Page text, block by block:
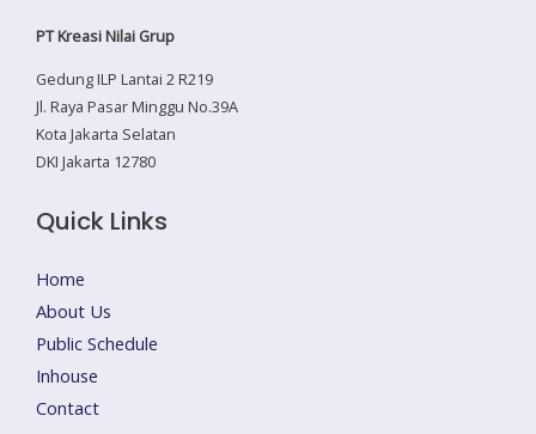
PT Kreasi Nilai Grup
Gedung ILP Lantai 2 R219
Jl. Raya Pasar Minggu No.39A
Kota Jakarta Selatan
DKI Jakarta 12780
Quick Links
Home
About Us
Public Schedule
Inhouse
Contact